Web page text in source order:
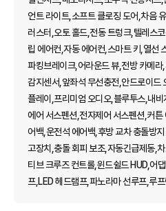
언트 라이트,소프트 클로징 도어,차음
러스터,오토 홀드,전동 트렁크,텔레스
립 에어컨,자동 에어컨,스마트 키,열선
파킹브레이크,어라운드 뷰,전방 카메
감지센서,앞좌석 무선충전,안드로이드
플레이,프리미엄 오디오,블루투스,내
에어 서스펜션,전자제어 서스펜션,커
어백,운전석 에어백,후방 교차 충돌방
고장치,충돌 회피 보조,자동긴급제동,
티브 크루즈 컨트롤,윈드쉴드 HUD,어
프,LED 헤드램프,파노라마 선루프,루